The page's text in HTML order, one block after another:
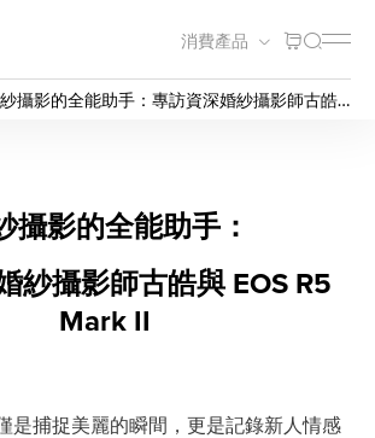
消費產品
攝影的全能助手：專訪資深婚紗攝影師古皓
全能助手：專訪
攝影的全能助手：
紗攝影師古皓與 EOS R5
Mark II
是捕捉美麗的瞬間，更是記錄新人情感